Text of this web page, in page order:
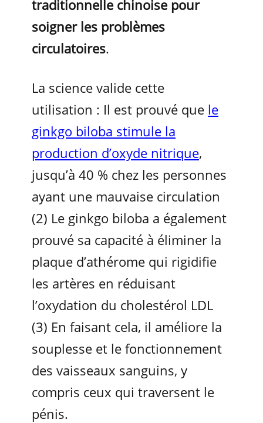
traditionnelle chinoise pour
soigner les problèmes
circulatoires.
La science valide cette
utilisation : Il est prouvé que le
ginkgo biloba stimule la
production d’oxyde nitrique,
jusqu’à 40 % chez les personnes
ayant une mauvaise circulation
(2) Le ginkgo biloba a également
prouvé sa capacité à éliminer la
plaque d’athérome qui rigidifie
les artères en réduisant
l’oxydation du cholestérol LDL
(3) En faisant cela, il améliore la
souplesse et le fonctionnement
des vaisseaux sanguins, y
compris ceux qui traversent le
pénis.